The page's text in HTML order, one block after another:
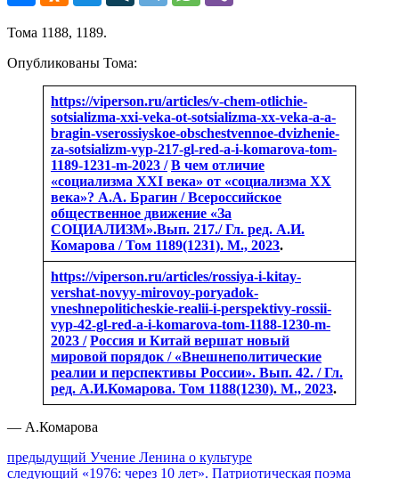
Тома 1188, 1189.
Опубликованы Тома:
https://viperson.ru/articles/v-chem-otlichie-
sotsializma-xxi-veka-ot-sotsializma-xx-veka-a-a-
bragin-vserossiyskoe-obschestvennoe-dvizhenie-
za-sotsializm-vyp-217-gl-red-a-i-komarova-tom-
1189-1231-m-2023 / В чем отличие
«социализма XXI века» от «социализма XX
века»? А.А. Брагин / Всероссийское
общественное движение «За
СОЦИАЛИЗМ».Вып. 217./ Гл. ред. А.И.
Комарова / Том 1189(1231). М., 2023.
https://viperson.ru/articles/rossiya-i-kitay-
vershat-novyy-mirovoy-poryadok-
vneshnepoliticheskie-realii-i-perspektivy-rossii-
vyp-42-gl-red-a-i-komarova-tom-1188-1230-m-
2023 / Россия и Китай вершат новый
мировой порядок / «Внешнеполитические
реалии и перспективы России». Вып. 42. / Гл.
ред. А.И.Комарова. Том 1188(1230). М., 2023.
— А.Комарова
Навигация
предыдущий Предыдущий
пост:
Учение Ленина о культуре
следующий Следующее
«1976: через 10 лет». Патриотическая поэма